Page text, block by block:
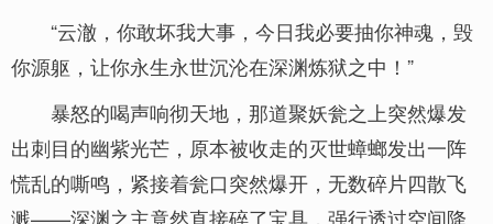
“云澈，你敢坏我大事，今日我必要抽你神魂，毁
你源躯，让你永生永世沉沦在深渊炼狱之中！”
暴怒的喝声响彻天地，那道聚妖瓮之上突然爆发
出刺目的幽紫光芒，原本被收走的灭世蟑螂发出一阵
慌乱的嘶鸣，紧接着瓮口突然爆开，无数碎片四散飞
溅——深渊之主竟然直接碎了宝具，强行透过空间降